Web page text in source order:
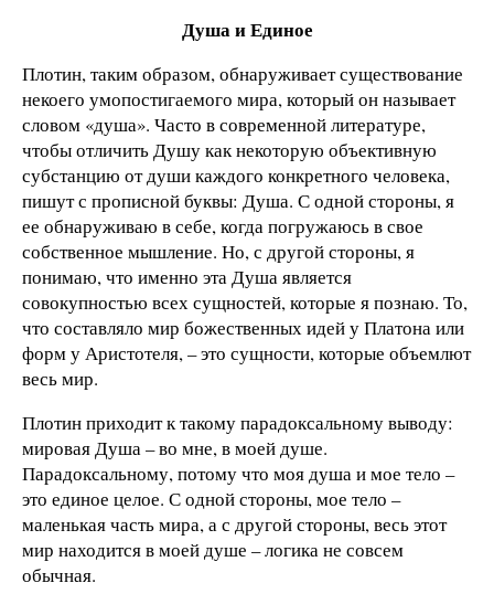
Душа и Единое
Плотин, таким образом, обнаруживает существование
некоего умопостигаемого мира, который он называет
словом «душа». Часто в современной литературе,
чтобы отличить Душу как некоторую объективную
субстанцию от души каждого конкретного человека,
пишут с прописной буквы: Душа. С одной стороны, я
ее обнаруживаю в себе, когда погружаюсь в свое
собственное мышление. Но, с другой стороны, я
понимаю, что именно эта Душа является
совокупностью всех сущностей, которые я познаю. То,
что составляло мир божественных идей у Платона или
форм у Аристотеля, – это сущности, которые объемлют
весь мир.
Плотин приходит к такому парадоксальному выводу:
мировая Душа – во мне, в моей душе.
Парадоксальному, потому что моя душа и мое тело –
это единое целое. С одной стороны, мое тело –
маленькая часть мира, а с другой стороны, весь этот
мир находится в моей душе – логика не совсем
обычная.